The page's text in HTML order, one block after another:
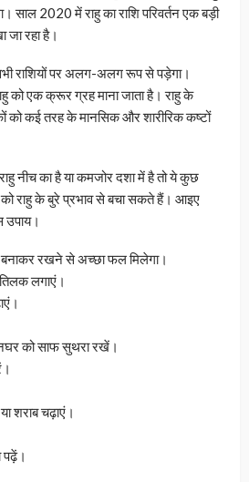
साल 2020 में राहु का राशि परिवर्तन एक बड़ी
जा रहा है।
राशियों पर अलग-अलग रूप से पड़ेगा।
को एक क्रूर ग्रह माना जाता है। राहु के
कई तरह के मानसिक और शारीरिक कष्टों
नीच का है या कमजोर दशा में है तो ये कुछ
राहु के बुरे प्रभाव से बचा सकते हैं। आइए
उपाय।
रखने से अच्छा फल मिलेगा।
लगाएं।
को साफ सुथरा रखें।
शराब चढ़ाएं।
पढ़ें।